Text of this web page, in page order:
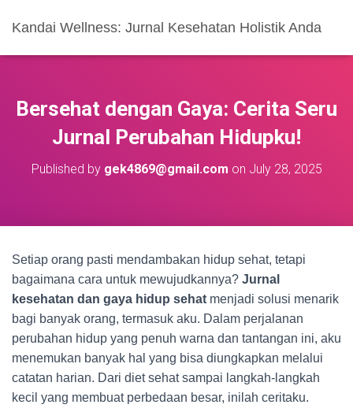
Kandai Wellness: Jurnal Kesehatan Holistik Anda
Bersehat dengan Gaya: Cerita Seru
Jurnal Perubahan Hidupku!
Published by gek4869@gmail.com on July 28, 2025
Setiap orang pasti mendambakan hidup sehat, tetapi
bagaimana cara untuk mewujudkannya? Jurnal
kesehatan dan gaya hidup sehat menjadi solusi menarik
bagi banyak orang, termasuk aku. Dalam perjalanan
perubahan hidup yang penuh warna dan tantangan ini, aku
menemukan banyak hal yang bisa diungkapkan melalui
catatan harian. Dari diet sehat sampai langkah-langkah
kecil yang membuat perbedaan besar, inilah ceritaku.